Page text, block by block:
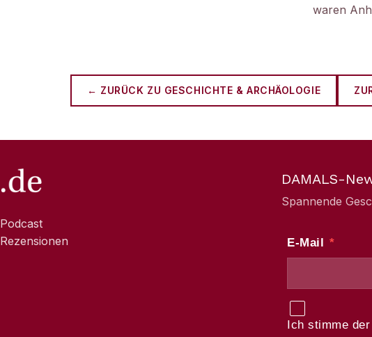
waren
← ZURÜCK ZU GESCHICHTE & ARCHÄOLOGIE
Podcast
Rezensionen
DAMALS-
Spannende